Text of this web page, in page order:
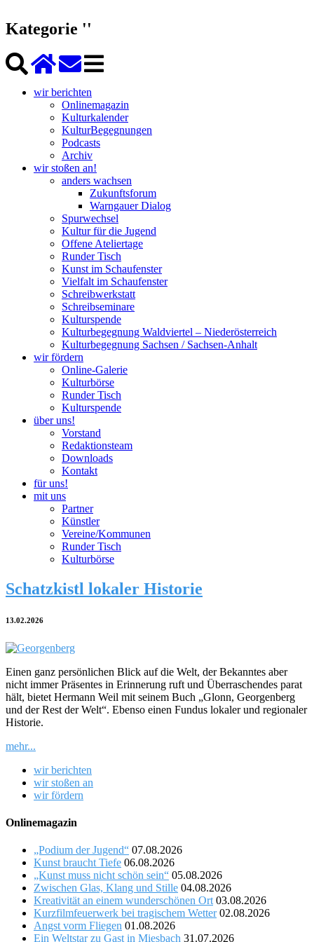
Kategorie ''
wir berichten
Onlinemagazin
Kulturkalender
KulturBegegnungen
Podcasts
Archiv
wir stoßen an!
anders wachsen
Zukunftsforum
Warngauer Dialog
Spurwechsel
Kultur für die Jugend
Offene Ateliertage
Runder Tisch
Kunst im Schaufenster
Vielfalt im Schaufenster
Schreibwerkstatt
Schreibseminare
Kulturspende
Kulturbegegnung Waldviertel – Niederösterreich
Kulturbegegnung Sachsen / Sachsen-Anhalt
wir fördern
Online-Galerie
Kulturbörse
Runder Tisch
Kulturspende
über uns!
Vorstand
Redaktionsteam
Downloads
Kontakt
für uns!
mit uns
Partner
Künstler
Vereine/Kommunen
Runder Tisch
Kulturbörse
Schatzkistl lokaler Historie
13.02.2026
Einen ganz persönlichen Blick auf die Welt, der Bekanntes aber
nicht immer Präsentes in Erinnerung ruft und Überraschendes parat
hält, bietet Hermann Weil mit seinem Buch „Glonn, Georgenberg
und der Rest der Welt“. Ebenso einen Fundus lokaler und regionaler
Historie.
mehr...
wir berichten
wir stoßen an
wir fördern
Onlinemagazin
„Podium der Jugend“ 07.08.2026
Kunst braucht Tiefe 06.08.2026
„Kunst muss nicht schön sein“ 05.08.2026
Zwischen Glas, Klang und Stille 04.08.2026
Kreativität an einem wunderschönen Ort 03.08.2026
Kurzfilmfeuerwerk bei tragischem Wetter 02.08.2026
Angst vorm Fliegen 01.08.2026
Ein Weltstar zu Gast in Miesbach 31.07.2026